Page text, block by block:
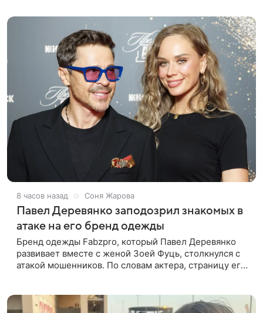
8 часов назад Соня Жарова
Павел Деревянко заподозрил знакомых в
атаке на его бренд одежды
Бренд одежды Fabzpro, который Павел Деревянко
развивает вместе с женой Зоей Фуць, столкнулся с
атакой мошенников. По словам актера, страницу его